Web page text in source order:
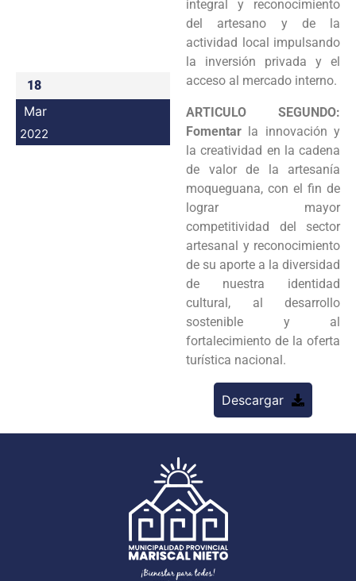
18
Mar
2022
integral y reconocimiento
del artesano y de la
actividad local impulsando
la inversión privada y el
acceso al mercado interno.
ARTICULO SEGUNDO:
Fomentar la innovación y
la creatividad en la cadena
de valor de la artesanía
moqueguana, con el fin de
lograr mayor
competitividad del sector
artesanal y reconocimiento
de su aporte a la diversidad
de nuestra identidad
cultural, al desarrollo
sostenible y al
fortalecimiento de la oferta
turística nacional.
Descargar